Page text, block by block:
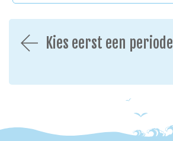
Kies eerst een periode